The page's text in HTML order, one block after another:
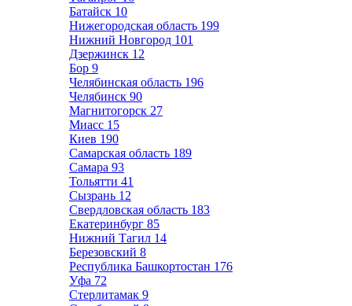
Батайск 10
Нижегородская область 199
Нижний Новгород 101
Дзержинск 12
Бор 9
Челябинская область 196
Челябинск 90
Магнитогорск 27
Миасс 15
Киев 190
Самарская область 189
Самара 93
Тольятти 41
Сызрань 12
Свердловская область 183
Екатеринбург 85
Нижний Тагил 14
Березовский 8
Республика Башкортостан 176
Уфа 72
Стерлитамак 9